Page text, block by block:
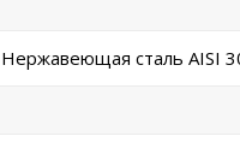
Нержавеющая сталь AISI